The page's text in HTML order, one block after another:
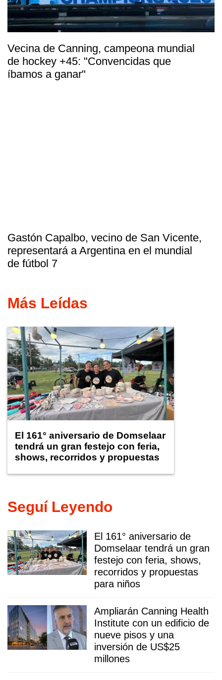
Vecina de Canning, campeona mundial
de hockey +45: "Convencidas que
íbamos a ganar"
Gastón Capalbo, vecino de San Vicente,
representará a Argentina en el mundial
de fútbol 7
Más Leídas
El 161° aniversario de Domselaar
tendrá un gran festejo con feria,
shows, recorridos y propuestas
Seguí Leyendo
El 161° aniversario de
Domselaar tendrá un gran
festejo con feria, shows,
recorridos y propuestas
para niños
Ampliarán Canning Health
Institute con un edificio de
nueve pisos y una
inversión de US$25
millones